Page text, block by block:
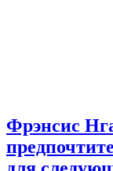
Фрэнсис